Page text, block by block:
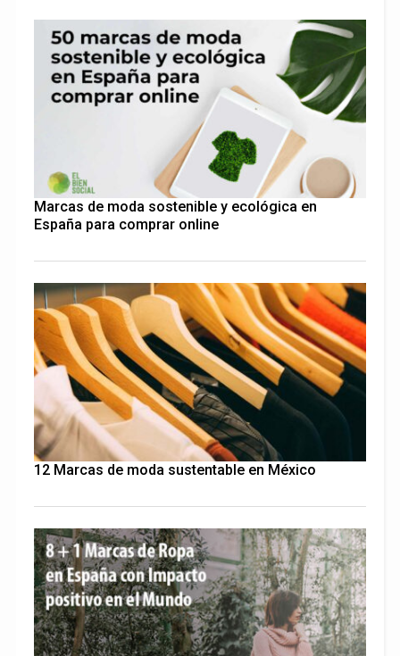
Marcas de moda sostenible y ecológica en
España para comprar online
12 Marcas de moda sustentable en México